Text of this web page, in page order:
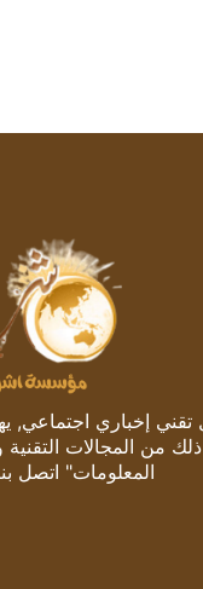
إخباري اجتماعي,
من المجالات
المعلومات" اتصل